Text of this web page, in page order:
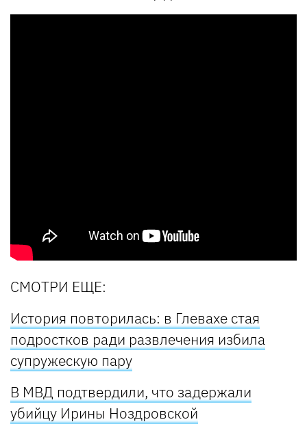
СМОТРИ ЕЩЕ:
История повторилась: в Глевахе стая
подростков ради развлечения избила
супружескую пару
В МВД подтвердили, что задержали
убийцу Ирины Ноздровской